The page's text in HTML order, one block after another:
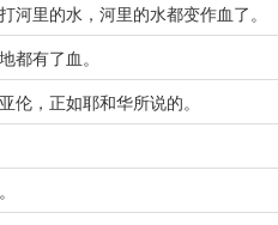
里的水，河里的水都变作血了。
都有了血。
，正如耶和华所说的。